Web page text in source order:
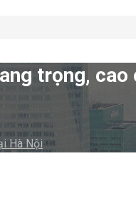
trọng, cao
Hà Nội